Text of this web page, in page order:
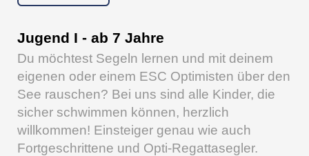
Jugend I - ab 7 Jahre
Du möchtest Segeln lernen und mit deinem
eigenen oder einem ESC Optimisten über den
See rauschen? Bei uns sind alle Kinder, die
sicher schwimmen können, herzlich
willkommen! Einsteiger genau wie auch
Fortgeschrittene und Opti-Regattasegler.